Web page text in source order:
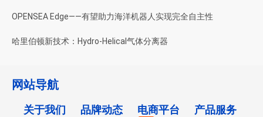
OPENSEA Edge——有望助力海洋机器人实现完全自主性
哈里伯顿新技术：Hydro-Helical气体分离器
网站导航
关于我们 品牌动态 电商平台 产品服务